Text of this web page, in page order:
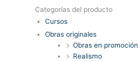
Categorías del producto
Cursos
Obras originales
Obras en promoción
Realismo